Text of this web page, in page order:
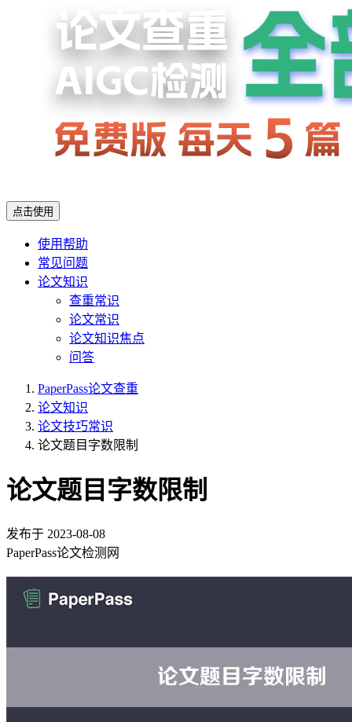
点击使用
使用帮助
常见问题
论文知识
查重常识
论文常识
论文知识焦点
问答
PaperPass论文查重
论文知识
论文技巧常识
论文题目字数限制
论文题目字数限制
发布于 2023-08-08
PaperPass论文检测网